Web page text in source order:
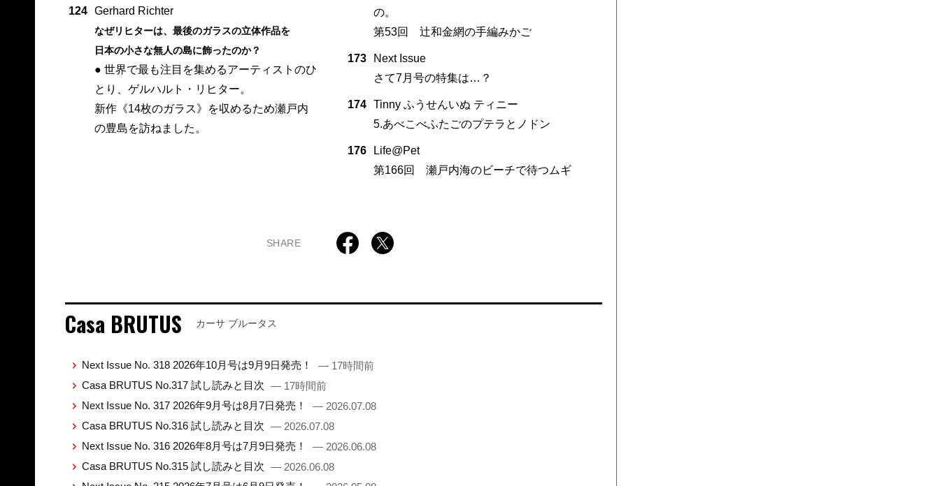
124 Gerhard Richter
なぜリヒターは、最後のガラスの立体作品を
日本の小さな無人の島に飾ったのか？
● 世界で最も注目を集めるアーティストのひ
とり、ゲルハルト・リヒター。
新作《14枚のガラス》を収めるため瀬戸内
の豊島を訪ねました。
の。
第53回 辻和金網の手編みかご
173
Next Issue
さて7月号の特集は…？
174 Tinny ふうせんいぬ ティニー
5.あべこべふたごのプテラとノドン
176
Life@Pet
第166回 瀬戸内海のビーチで待つムギ
SHARE
Casa BRUTUS カーサ ブルータス
Next Issue No. 318 2026年10月号は9月9日発売！
— 17時間前
Casa BRUTUS No.317 試し読みと目次 — 17時間前
Next Issue No. 317 2026年9月号は8月7日発売！
— 2026.07.08
Casa BRUTUS No.316 試し読みと目次 — 2026.07.08
Next Issue No. 316 2026年8月号は7月9日発売！
— 2026.06.08
Casa BRUTUS No.315 試し読みと目次 — 2026.06.08